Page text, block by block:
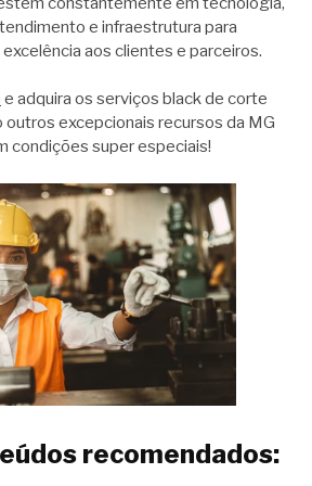
e infraestrutura para
aos clientes e parceiros.
e adquira os serviços black de corte
outros excepcionais recursos da MG
condições super especiais!
recomendados: